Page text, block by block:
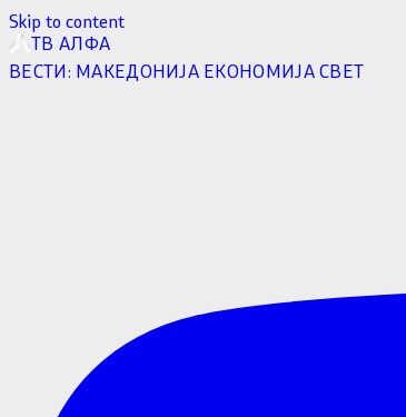
Skip to content
ТВ АЛФА
ВЕСТИ: МАКЕДОНИЈА ЕКОНОМИЈАСВЕТ